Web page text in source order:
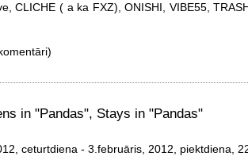
CLICHE ( a ka FXZ), ONISHI, VIBE55,
in "Pandas", Stays in "Pandas"
ceturtdiena - 3.februāris, 2012, piektdiena ,